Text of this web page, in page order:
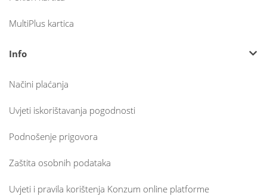
MultiPlus kartica
Info
Načini plaćanja
Uvjeti iskorištavanja pogodnosti
Podnošenje prigovora
Zaštita osobnih podataka
Uvjeti i pravila korištenja Konzum online platforme